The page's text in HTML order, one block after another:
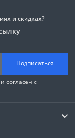
и скидках?
Подписаться
и согласен с